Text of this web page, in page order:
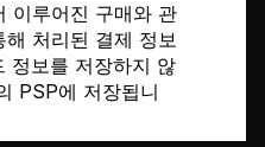
이루어진 구매와 관
처리된 결제 정보
정보를 저장하지 않
PSP에 저장됩니